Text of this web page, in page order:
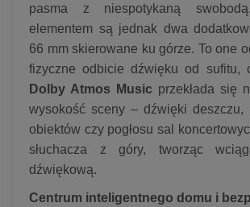
pasma z niespotykaną
elementem są jednak dwa
66 mm skierowane ku górze. To one
fizyczne odbicie dźwięku od sufitu,
Dolby Atmos Music przekłada się
wysokość sceny – dźwięki deszczu,
obiektów czy pogłosu sal
słuchacza z góry, tworząc
dźwiękową.
Centrum inteligentnego domu i